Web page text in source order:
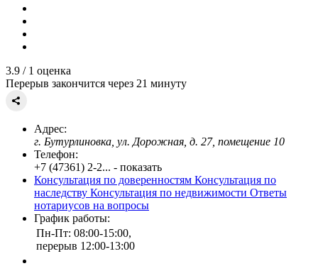
3.9 / 1 оценка
Перерыв закончится через 21 минуту
Адрес:
г. Бутурлиновка, ул. Дорожная, д. 27, помещение 10
Телефон:
+7 (47361) 2-2... - показать
Консультация по доверенностям Консультация по
наследству Консультация по недвижимости Ответы
нотариусов на вопросы
График работы:
Пн-Пт: 08:00-15:00,
перерыв 12:00-13:00